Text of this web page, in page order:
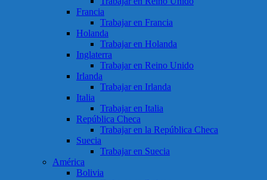
Francia
Trabajar en Francia
Holanda
Trabajar en Holanda
Inglaterra
Trabajar en Reino Unido
Irlanda
Trabajar en Irlanda
Italia
Trabajar en Italia
República Checa
Trabajar en la República Checa
Suecia
Trabajar en Suecia
América
Bolivia